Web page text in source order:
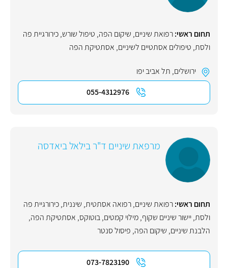
תחום ראשי:רפואת שיניים, שיקום הפה, טיפול שורש,כירורגיית פה
ולסת, טיפולים אסתטיים לשיניים, אסתטיקת הפה
ירושלים, תל אביב יפו
055-4312976
מרפאת שיניים ד"ר בילאל ביאדסה
תחום ראשי:רפואת שיניים,רפואה אסתטית, שיננית,כירורגיית פה
ולסת,יישור שיניים שקוף,מילוי קמטים,בוטוקס, אסתטיקת הפה,
הלבנת שיניים, שיקום הפה, פיסול סנטר
073-7823190